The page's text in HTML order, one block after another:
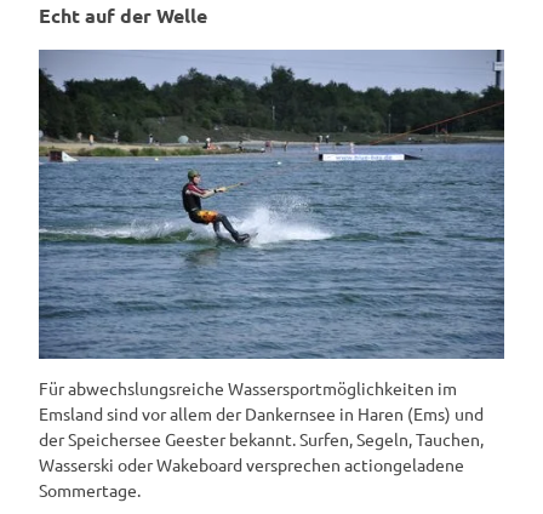
Echt auf der Welle
Für abwechslungsreiche Wassersportmöglichkeiten im
Emsland sind vor allem der Dankernsee in Haren (Ems) und
der Speichersee Geester bekannt. Surfen, Segeln, Tauchen,
Wasserski oder Wakeboard versprechen actiongeladene
Sommertage.